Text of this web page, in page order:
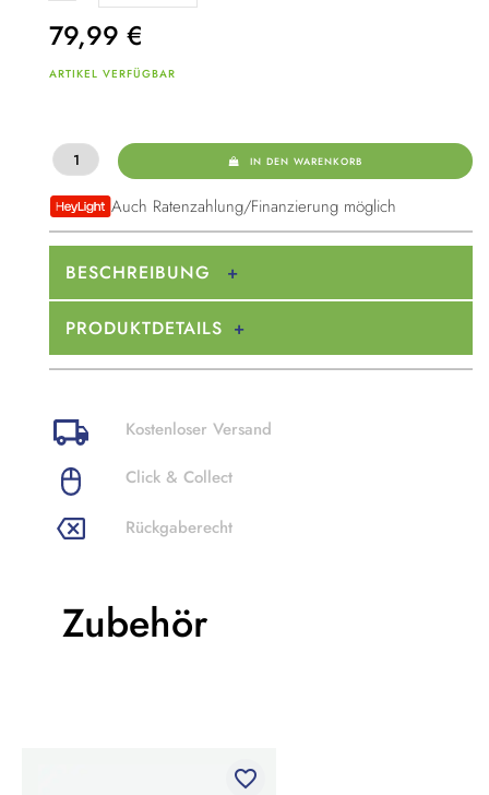
79,99 €
ARTIKEL VERFÜGBAR
IN DEN WARENKORB
Auch Ratenzahlung/Finanzierung möglich
BESCHREIBUNG
PRODUKTDETAILS
Kostenloser Versand
Click & Collect
Rückgaberecht
Zubehör
favorite_border